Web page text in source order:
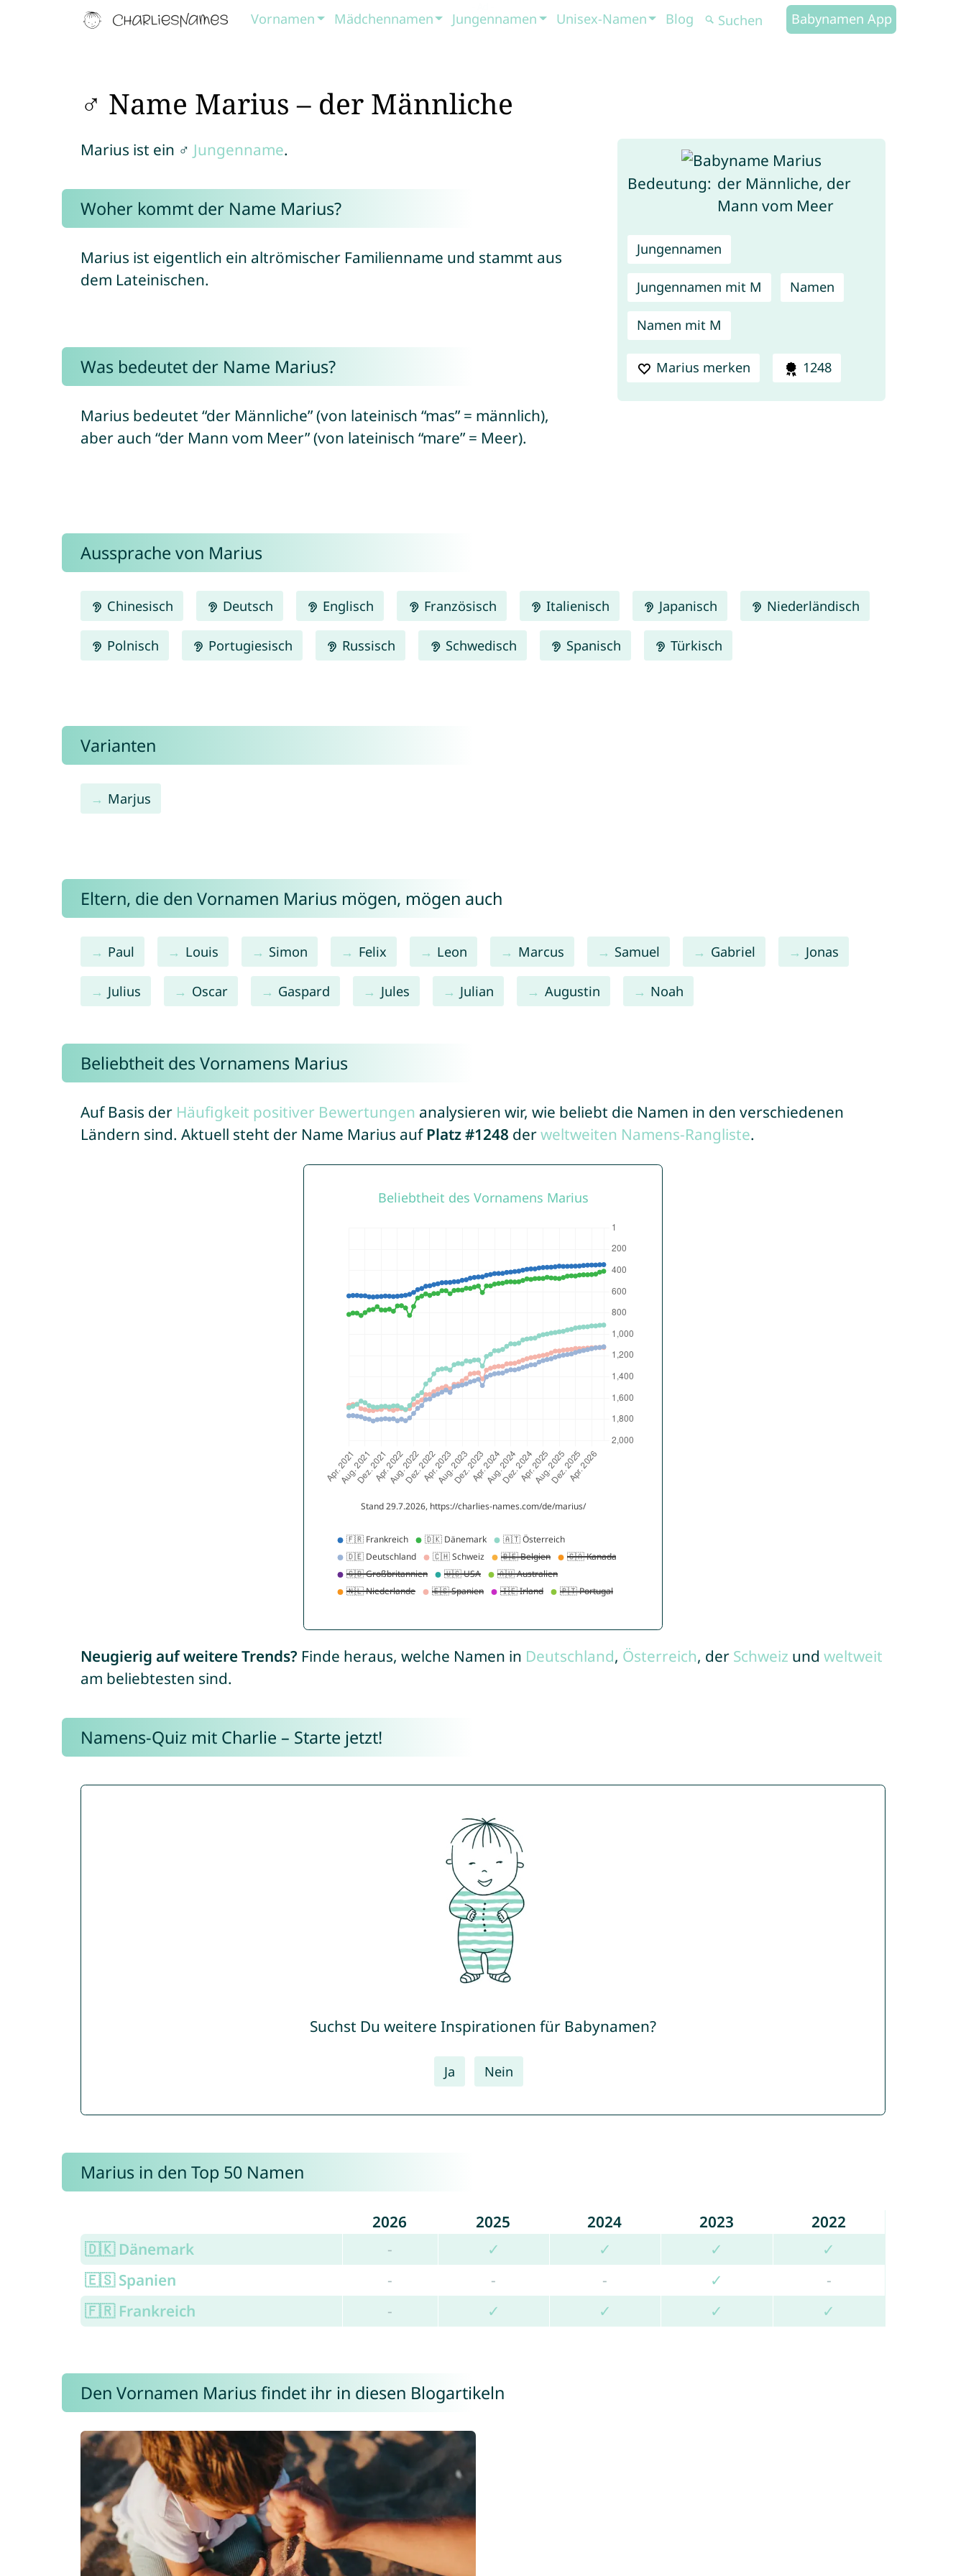
Vornamen Mädchennamen Jungennamen Unisex-Namen Blog Babynamen App
♂ Name Marius – der Männliche
Bedeutung: der Männliche, der
Mann vom Meer
Jungennamen
Jungennamen mit M Namen
Namen mit M
Marius merken 1248
Marius ist ein ♂ Jungenname.
Woher kommt der Name Marius?
Marius ist eigentlich ein altrömischer Familienname und stammt aus
dem Lateinischen.
Was bedeutet der Name Marius?
Marius bedeutet “der Männliche” (von lateinisch “mas” = männlich),
aber auch “der Mann vom Meer” (von lateinisch “mare” = Meer).
Aussprache von Marius
Chinesisch Deutsch Englisch Französisch Italienisch Japanisch Niederländisch
Polnisch Portugiesisch Russisch Schwedisch Spanisch Türkisch
Varianten
Marjus
Eltern, die den Vornamen Marius mögen, mögen auch
Paul Louis Simon Felix Leon Marcus Samuel Gabriel Jonas
Julius Oscar Gaspard Jules Julian Augustin Noah
Beliebtheit des Vornamens Marius
Auf Basis der Häufigkeit positiver Bewertungen analysieren wir, wie beliebt die Namen in den verschiedenen
Ländern sind. Aktuell steht der Name Marius auf Platz #1248 derweltweiten Namens-Rangliste.
Neugierig auf weitere Trends? Finde heraus, welche Namen in Deutschland, Österreich, der Schweiz und weltweit
am beliebtesten sind.
Namens-Quiz mit Charlie – Starte jetzt!
Suchst Du weitere Inspirationen für Babynamen?
Ja Nein
Marius in den Top 50 Namen
2026 2025 2024 2023
2022
🇩🇰 Dänemark
- ✓ ✓ ✓
✓
🇪🇸 Spanien
- - - ✓
-
🇫🇷 Frankreich
- ✓ ✓ ✓ ✓
Den Vornamen Marius findet ihr in diesen Blogartikeln